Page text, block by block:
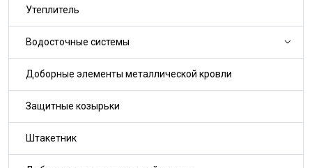
Утеплитель
Водосточные системы
Доборные элементы металлической кровли
Защитные козырьки
Штакетник